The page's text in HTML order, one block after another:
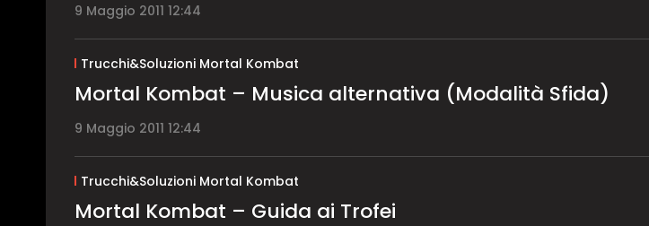
9 Maggio 2011 12:44
Trucchi&Soluzioni Mortal Kombat
Mortal Kombat – Musica alternativa (Modalità Sfida)
9 Maggio 2011 12:44
Trucchi&Soluzioni Mortal Kombat
Mortal Kombat – Guida ai Trofei